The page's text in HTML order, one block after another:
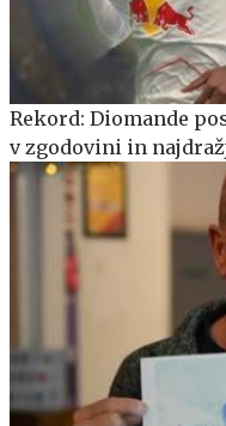
Rekord: Diomande
v zgodovini in